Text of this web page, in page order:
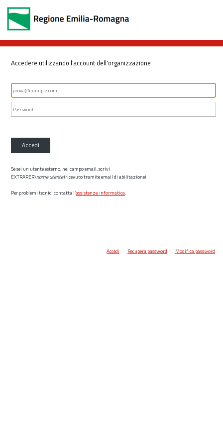
Accedere utilizzando l'account dell'organizzazione
Accedi
Se sei un utente esterno, nel campo email, scrivi
EXTRARER\nome utente(ricevuto tramite email di abilitazione)
Per problemi tecnici contatta l’assistenza informatica.
Accedi Recupera password Modifica password